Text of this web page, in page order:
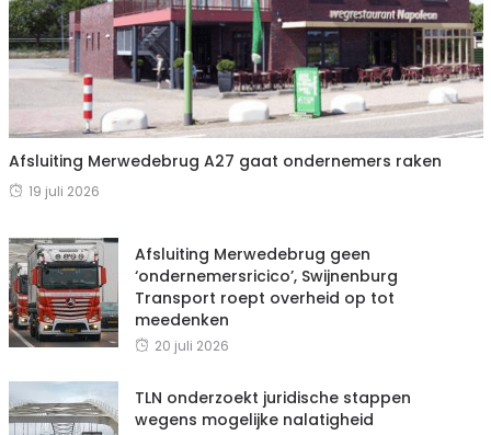
Afsluiting Merwedebrug A27 gaat ondernemers raken
19 juli 2026
Afsluiting Merwedebrug geen
‘ondernemersricico’, Swijnenburg
Transport roept overheid op tot
meedenken
20 juli 2026
TLN onderzoekt juridische stappen
wegens mogelijke nalatigheid